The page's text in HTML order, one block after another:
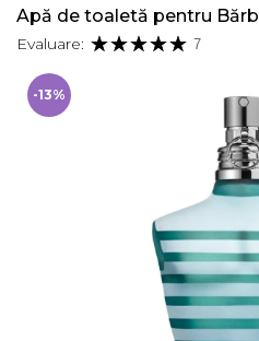
Apă de toaletă pentru
Evaluare: 7
-13%